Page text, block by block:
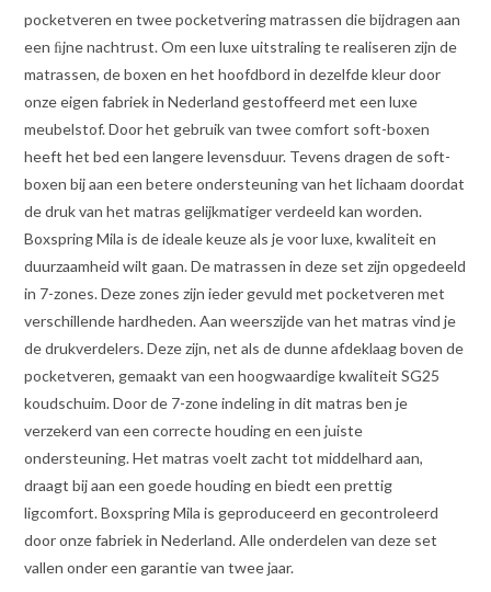
pocketveren en twee pocketvering matrassen die bijdragen aan
een ﬁjne nachtrust. Om een luxe uitstraling te realiseren zijn de
matrassen, de boxen en het hoofdbord in dezelfde kleur door
onze eigen fabriek in Nederland gestoffeerd met een luxe
meubelstof. Door het gebruik van twee comfort soft-boxen
heeft het bed een langere levensduur. Tevens dragen de soft-
boxen bij aan een betere ondersteuning van het lichaam doordat
de druk van het matras gelijkmatiger verdeeld kan worden.
Boxspring Mila is de ideale keuze als je voor luxe, kwaliteit en
duurzaamheid wilt gaan. De matrassen in deze set zijn opgedeeld
in 7-zones. Deze zones zijn ieder gevuld met pocketveren met
verschillende hardheden. Aan weerszijde van het matras vind je
de drukverdelers. Deze zijn, net als de dunne afdeklaag boven de
pocketveren, gemaakt van een hoogwaardige kwaliteit SG25
koudschuim. Door de 7-zone indeling in dit matras ben je
verzekerd van een correcte houding en een juiste
ondersteuning. Het matras voelt zacht tot middelhard aan,
draagt bij aan een goede houding en biedt een prettig
ligcomfort. Boxspring Mila is geproduceerd en gecontroleerd
door onze fabriek in Nederland. Alle onderdelen van deze set
vallen onder een garantie van twee jaar.